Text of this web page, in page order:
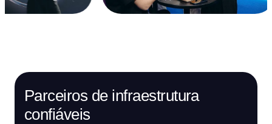
Parceiros de infraestrutura
confiáveis